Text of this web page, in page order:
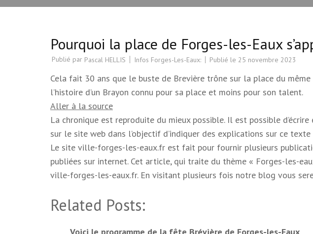
Pourquoi la place de Forges-les-Eaux
Publié par Pascal HELLIS Infos Forges-Les-Eaux: Publié le 25 novembre 2023
Cela fait 30 ans que le buste de Brevière trône sur la place du
l’histoire d’un Brayon connu pour sa place et moins pour son talent.
Aller à la source
La chronique est reproduite du mieux possible. Il est possible
sur le site web dans l’objectif d’indiquer des explications sur ce
Le site ville-forges-les-eaux.fr est fait pour fournir plusieurs
publiées sur internet. Cet article, qui traite du thème « Forges-les-
ville-forges-les-eaux.fr. En visitant plusieurs fois notre blog vous
Related Posts: